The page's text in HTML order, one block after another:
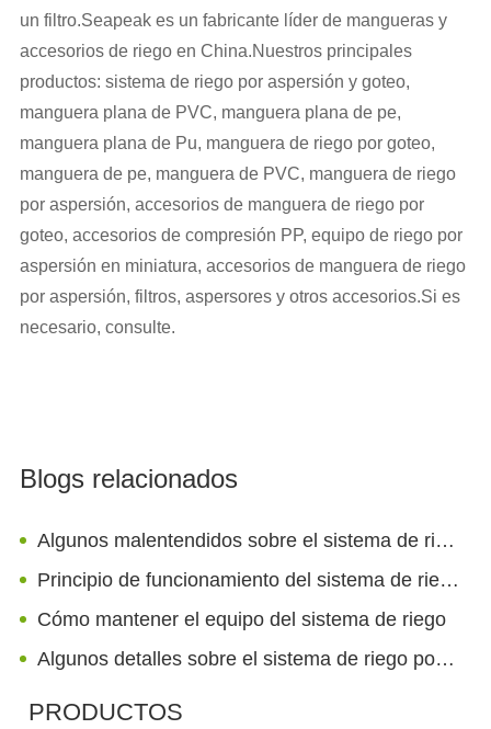
un filtro.Seapeak es un fabricante líder de mangueras y
accesorios de riego en China.Nuestros principales
productos: sistema de riego por aspersión y goteo,
manguera plana de PVC, manguera plana de pe,
manguera plana de Pu, manguera de riego por goteo,
manguera de pe, manguera de PVC, manguera de riego
por aspersión, accesorios de manguera de riego por
goteo, accesorios de compresión PP, equipo de riego por
aspersión en miniatura, accesorios de manguera de riego
por aspersión, filtros, aspersores y otros accesorios.Si es
necesario, consulte.
Blogs relacionados
Algunos malentendidos sobre el sistema de riego por goteo
Principio de funcionamiento del sistema de riego por goteo
Cómo mantener el equipo del sistema de riego
Algunos detalles sobre el sistema de riego por goteo
PRODUCTOS